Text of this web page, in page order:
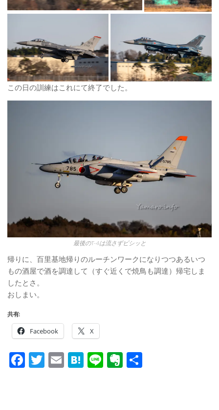
この日の訓練はこれにて終了でした。
最後のT-4は流さずビシッと
帰りに、百里基地帰りのルーチンワークになりつつあるいつ
もの酒屋で酒を調達して（すぐ近くで焼鳥も調達）帰宅しま
したとさ。
おしまい。
共有:
Facebook X
Facebook
Twitter
EmailHatena
LineEvernote